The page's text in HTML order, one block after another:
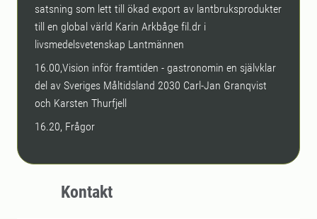
satsning som lett till ökad export av lantbruksprodukter
till en global värld Karin Arkbåge fil.dr i
livsmedelsvetenskap Lantmännen
16.00,Vision inför framtiden - gastronomin en självklar
del av Sveriges Måltidsland 2030 Carl-Jan Granqvist
och Karsten Thurfjell
16.20, Frågor
Kontakt